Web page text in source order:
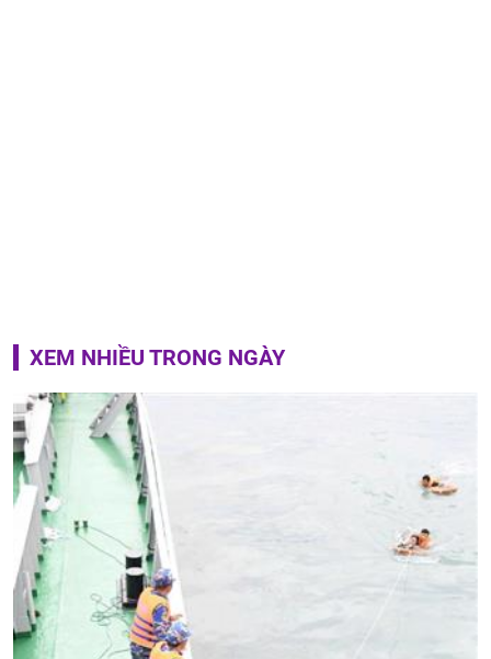
XEM NHIỀU TRONG NGÀY